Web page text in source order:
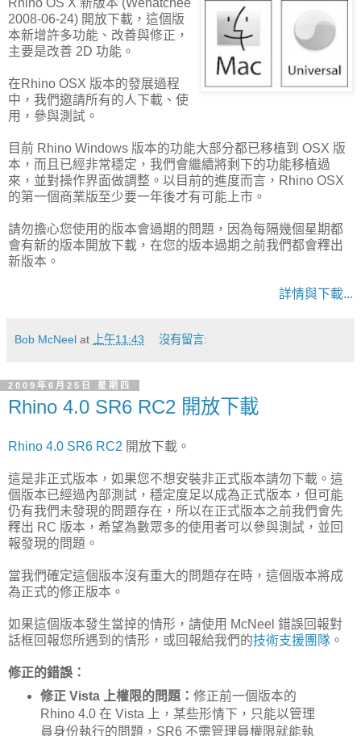
Rhino OS X 新版本 (Wenatchee
2008-06-24) 開放下載，這個版
本新增許多功能、改善與修正，
主要是改善 2D 功能。
在Rhino OSX 版本的發展過程
中，我們邀請所有的人下載、使
用，參與測試。
目前 Rhino Windows 版本的功能大部分都已移植到 OSX 版
本，而且已經非常穩定，我們會繼續將剩下的功能移植過
來，並對操作界面做調整。以目前的進度而言，Rhino OSX
的第一個商業版至少要一年後才有可能上市。
請勿擔心您使用的版本會過期的問題，因為每隔幾個星期都
會有新的版本開放下載，在您的版本過期之前我們都會釋出
新版本。
詳情與下載...
Bob McNeel at 上午11:43 沒有留言:
2009年6月25日 星期四
Rhino 4.0 SR6 RC2 開放下載
Rhino 4.0 SR6 RC2 開放下載。
這是非正式版本，如果您不想安裝非正式版本請勿下載。這
個版本已經過內部測試，穩定度足以成為正式版本，但可能
仍有我們未發現的問題存在，所以在正式版本之前我們會先
釋出 RC 版本，希望為數眾多的使用者可以參與測試，並回
報發現的問題。
當我們確定這個版本沒有重大的問題存在時，這個版本將成
為正式的修正版本。
如果這個版本發生當掉的情形，請使用 McNeel 錯誤回報對
話框回報您所遇到的情形，或回報給我們的技術支援團隊 。
修正的錯誤：
修正 Vista 上權限的問題： 修正前一個版本的
Rhino 4.0 在 Vista 上，某些形情下，只能以管理
員身份執行的問題，SR6 不需管理員權限就能執